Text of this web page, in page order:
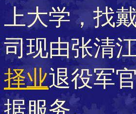
上大学，找
司现由张清
择业退役军